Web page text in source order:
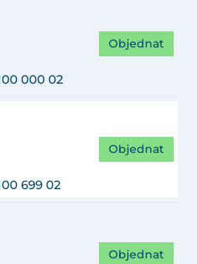
000 02
Objednat
699 02
Objednat
Objednat